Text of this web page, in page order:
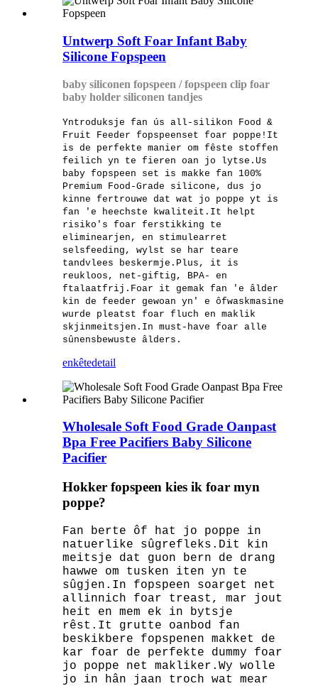
Untwerp Soft Foar Infant Baby
Silicone Fopspeen
baby siliconen fopspeen / fopspeen clip foar
baby holder siliconen tandjes
Yntroduksje fan ús all-silikon Food &
Fruit Feeder fopspeenset foar poppe!It
is de perfekte manier om fêste stoffen
feilich yn te fieren oan jo lytse.Us
baby fopspeen set is makke fan 100%
Premium Food-Grade silicone, dus jo
kinne fertrouwe dat wat jo poppe yt is
fan 'e heechste kwaliteit.It helpt
risiko's foar ferstikking te
eliminearjen, en stimulearret
selsfeeding, wylst se har teare
tandvlees beskermje.Plus, it is
reukloos, net-giftig, BPA- en
ftalaatfrij.Foar it gemak fan 'e âlder
kin de feeder gewoan yn' e ôfwaskmasine
wurde pleatst foar fluch en maklik
skjinmeitsjen.In must-have foar alle
sûnensbewuste âlders.
enkêtedetail
Wholesale Soft Food Grade Oanpast
Bpa Free Pacifiers Baby Silicone
Pacifier
Hokker fopspeen kies ik foar myn
poppe?
Fan berte ôf hat jo poppe in
natuerlike sûgrefleks.Dit kin
meitsje dat guon bern de drang
hawwe om tusken iten yn te
sûgjen.In fopspeen soarget net
allinnich foar treast, mar jout
heit en mem ek in bytsje
rêst.It grutte oanbod fan
beskikbere fopspenen makket de
kar foar de perfekte dummy foar
jo poppe net makliker.Wy wolle
jo in hân jaan troch wat mear